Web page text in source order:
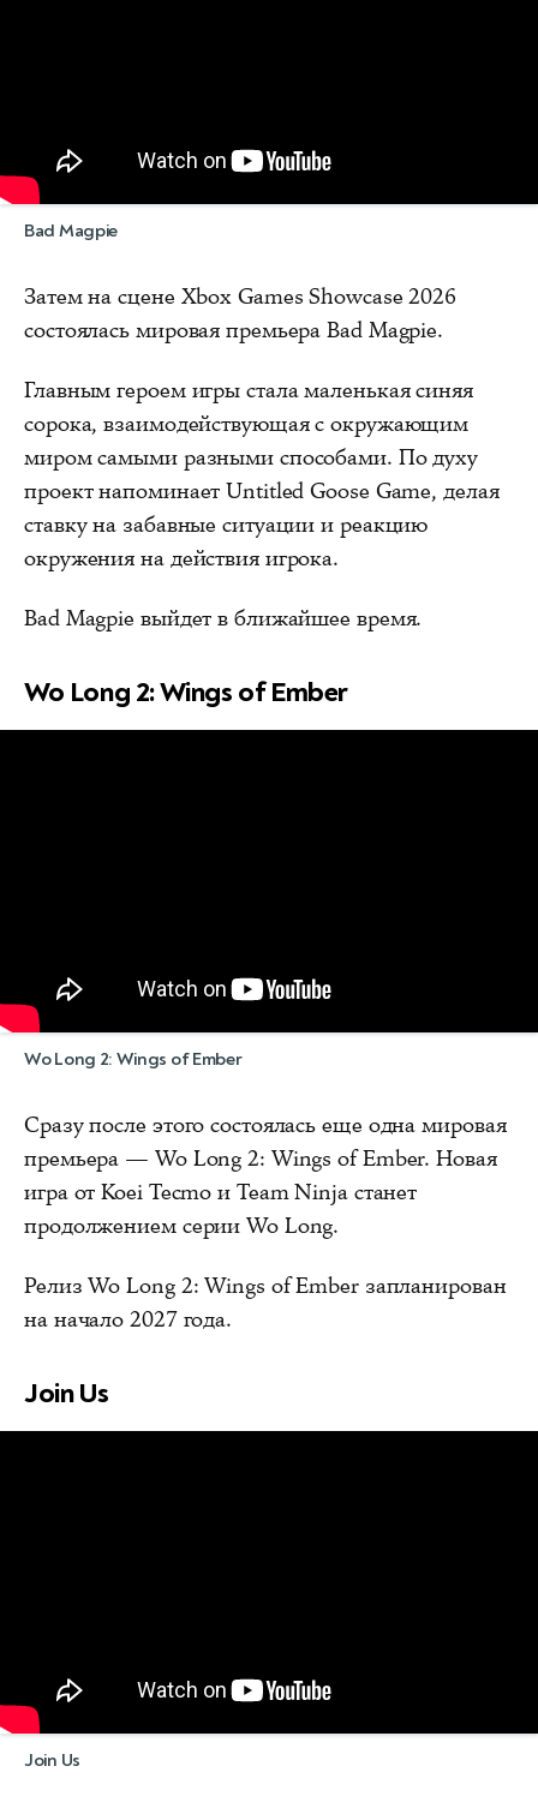
Bad Magpie
Затем на сцене Xbox Games Showcase 2026
состоялась мировая премьера Bad Magpie.
Главным героем игры стала маленькая синяя
сорока, взаимодействующая с окружающим
миром самыми разными способами. По духу
проект напоминает Untitled Goose Game, делая
ставку на забавные ситуации и реакцию
окружения на действия игрока.
Bad Magpie выйдет в ближайшее время.
Wo Long 2: Wings of Ember
Wo Long 2: Wings of Ember
Сразу после этого состоялась еще одна мировая
премьера — Wo Long 2: Wings of Ember. Новая
игра от Koei Tecmo и Team Ninja станет
продолжением серии Wo Long.
Релиз Wo Long 2: Wings of Ember запланирован
на начало 2027 года.
Join Us
Join Us